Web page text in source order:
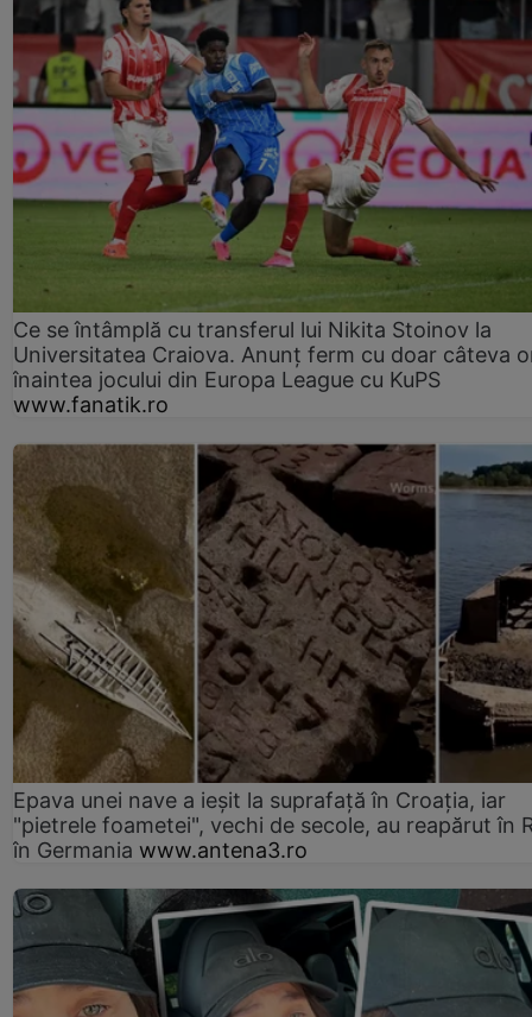
Ce se întâmplă cu transferul lui Nikita Stoinov la
Universitatea Craiova. Anunț ferm cu doar câteva
înaintea jocului din Europa League cu KuPS
www.fanatik.ro
Epava unei nave a ieșit la suprafață în Croația, iar
"pietrele foametei", vechi de secole, au reapărut în
în Germania www.antena3.ro